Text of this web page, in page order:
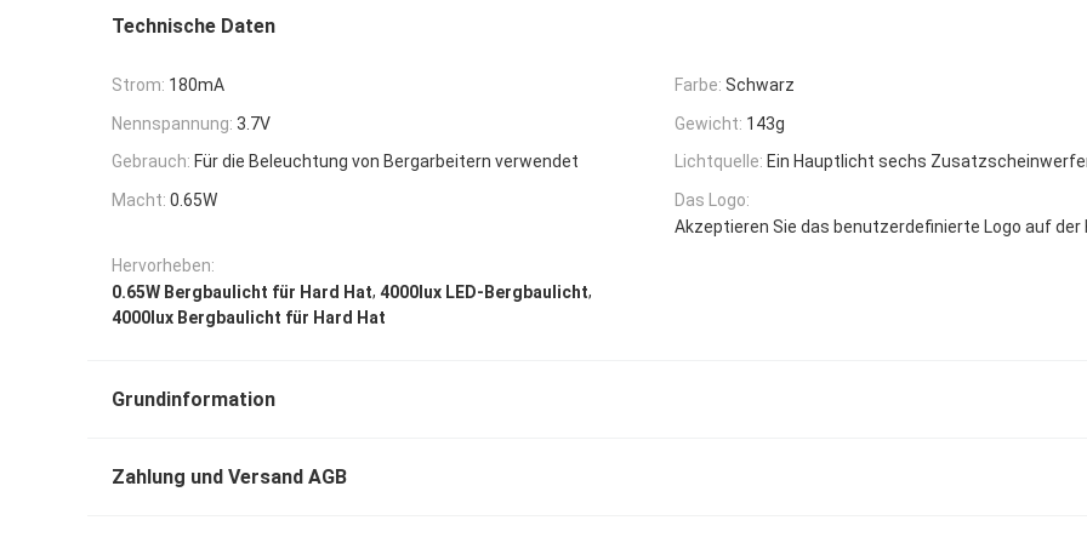
Technische Daten
Strom: 180mA Farbe: Schwarz
Nennspannung: 3.7V Gewicht: 143g
Gebrauch: Für die Beleuchtung von Bergarbeitern verwendet Lichtquelle: Ein Hauptlicht sechs
Macht: 0.65W
Das Logo:
Akzeptieren Sie das benutzerdefinierte Logo auf der
Hervorheben:
0.65W Bergbaulicht für Hard Hat, 4000lux LED-Bergbaulicht,
4000lux Bergbaulicht für Hard Hat
Grundinformation
Zahlung und Versand AGB